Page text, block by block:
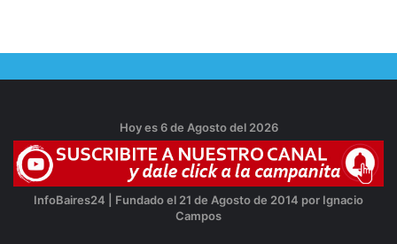
Hoy es 6 de Agosto del 2026
InfoBaires24 | Fundado el 21 de Agosto de 2014 por Ignacio
Campos